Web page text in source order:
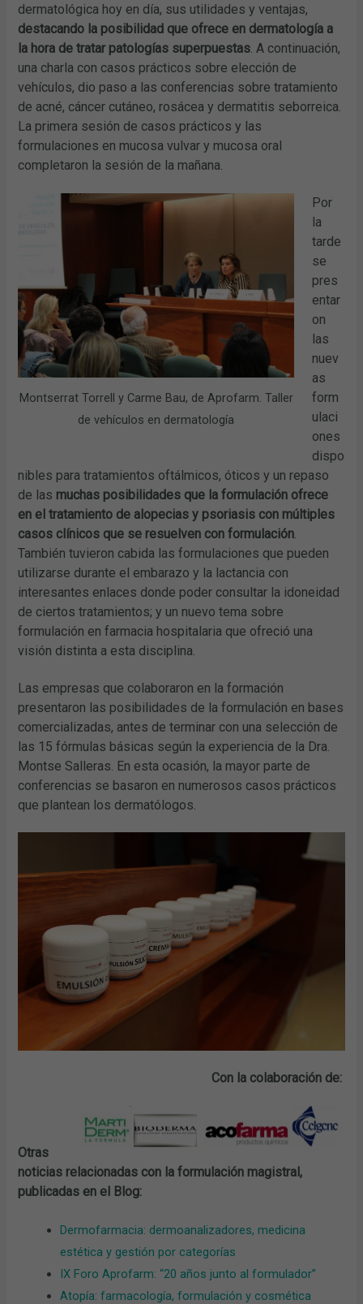
dermatológica hoy en día, sus utilidades y ventajas,
destacando la posibilidad que ofrece en dermatología a
la hora de tratar patologías superpuestas . A continuación,
una charla con casos prácticos sobre elección de
vehículos, dio paso a las conferencias sobre tratamiento
de acné, cáncer cutáneo, rosácea y dermatitis seborreica.
La primera sesión de casos prácticos y las
formulaciones en mucosa vulvar y mucosa oral
completaron la sesión de la mañana.
Montserrat Torrell y Carme Bau, de Aprofarm. Taller
de vehículos en dermatología
Por
la
tarde
se
pres
entar
on
las
nuev
as
form
ulaci
ones
dispo
nibles para tratamientos oftálmicos, óticos y un repaso
de las muchas posibilidades que la formulación ofrece
en el tratamiento de alopecias y psoriasis con múltiples
casos clínicos que se resuelven con formulación
También tuvieron cabida las formulaciones que pueden
utilizarse durante el embarazo y la lactancia con
interesantes enlaces donde poder consultar la idoneidad
de ciertos tratamientos; y un nuevo tema sobre
formulación en farmacia hospitalaria que ofreció una
visión distinta a esta disciplina.
Las empresas que colaboraron en la formación
presentaron las posibilidades de la formulación en bases
comercializadas, antes de terminar con una selección de
las 15 fórmulas básicas según la experiencia de la Dra.
Montse Salleras. En esta ocasión, la mayor parte de
conferencias se basaron en numerosos casos prácticos
que plantean los dermatólogos.
Con la colaboración de:
Otras
noticias relacionadas con la formulación magistral,
publicadas en el Blog:
Dermofarmacia: dermoanalizadores, medicina
estética y gestión por categorías
IX Foro Aprofarm: “20 años junto al formulador”
Atopía: farmacología, formulación y cosmética